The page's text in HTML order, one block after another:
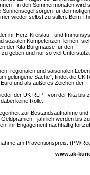
- in den Sommermonaten wird
sorgen für den nötigen
wieder selbst zu stillen. Beim
ihr Herz-Kreislauf- und
sozialen Kompetenzen, lernen,
der Kita Burgmäuse für den
geben und nur so viel
regionalen und saisonalen
gelungene Sache", findet die UK
und als äußeres Zeichen der
der UK RLP - von der Kita bis
keine Rolle.
zur Bestandsaufnahme und
- jährlich werden bis
ihr Engagement nachhaltig
am Präventionspreis. (PM/
www.ak-